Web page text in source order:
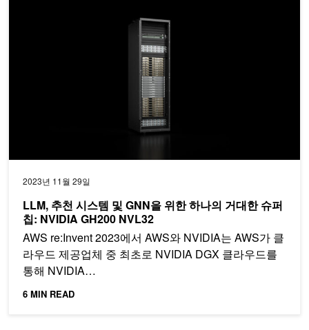
2023년 11월 29일
LLM, 추천 시스템 및 GNN을 위한 하나의 거대한 슈퍼
칩: NVIDIA GH200 NVL32
AWS re:Invent 2023에서 AWS와 NVIDIA는 AWS가 클
라우드 제공업체 중 최초로 NVIDIA DGX 클라우드를
통해 NVIDIA…
6 MIN READ